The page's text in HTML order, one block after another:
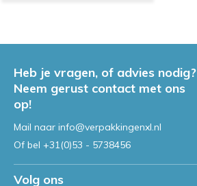
Heb je vragen, of advies nodig?
Neem gerust contact met ons
op!
Mail naar info@verpakkingenxl.nl
Of bel +31(0)53 - 5738456
Volg ons